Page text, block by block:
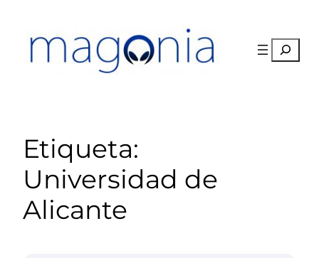
contenido
Buscar
Etiqueta:
Universidad de
Alicante